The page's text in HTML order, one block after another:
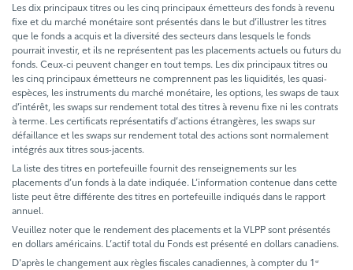
Les dix principaux titres ou les cinq principaux émetteurs des fonds à revenu
fixe et du marché monétaire sont présentés dans le but d’illustrer les titres
que le fonds a acquis et la diversité des secteurs dans lesquels le fonds
pourrait investir, et ils ne représentent pas les placements actuels ou futurs du
fonds. Ceux-ci peuvent changer en tout temps. Les dix principaux titres ou
les cinq principaux émetteurs ne comprennent pas les liquidités, les quasi-
espèces, les instruments du marché monétaire, les options, les swaps de taux
d’intérêt, les swaps sur rendement total des titres à revenu fixe ni les contrats
à terme. Les certificats représentatifs d’actions étrangères, les swaps sur
défaillance et les swaps sur rendement total des actions sont normalement
intégrés aux titres sous-jacents.
La liste des titres en portefeuille fournit des renseignements sur les
placements d’un fonds à la date indiquée. L’information contenue dans cette
liste peut être différente des titres en portefeuille indiqués dans le rapport
annuel.
Veuillez noter que le rendement des placements et la VLPP sont présentés
en dollars américains. L’actif total du Fonds est présenté en dollars canadiens.
D'après le changement aux règles fiscales canadiennes, à compter du 1 er